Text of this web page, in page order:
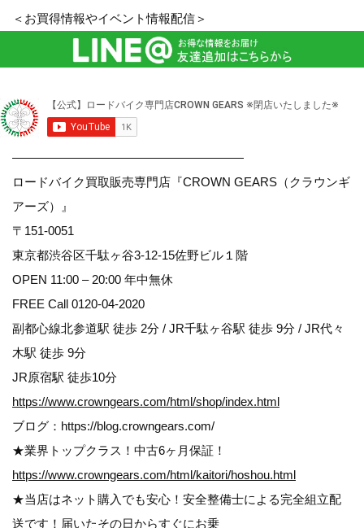
＜お買得情報やイベント情報配信＞
———————————————————
ロードバイク買取販売専門店『CROWN GEARS（クラウンギ
アーズ）』
〒151-0051
東京都渋谷区千駄ヶ谷3-12-15佐野ビル１階
OPEN 11:00 – 20:00 年中無休
FREE Call 0120-04-2020
副都心線北参道駅 徒歩 2分 / JR千駄ヶ谷駅 徒歩 9分 / JR代々
木駅 徒歩 9分
JR原宿駅 徒歩10分
https://www.crowngears.com/html/shop/index.html
ブログ：https://blog.crowngears.com/
★業界トップクラス！中古6ヶ月保証！
https://www.crowngears.com/html/kaitori/hoshou.html
★当店はネット購入でも安心！安全整備士による完全組立配
送です！届いたその日からすぐにお乗